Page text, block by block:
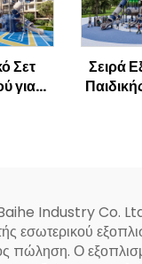
για
Σετ
για
Σειρά
Industry Co. Ltd.
εσωτερικού
πώληση. Ο